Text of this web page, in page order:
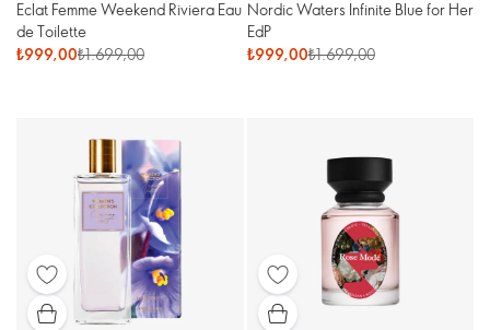
Eclat Femme Weekend Riviera Eau
de Toilette
₺999,00₺1.699,00
Nordic Waters Infinite Blue for Her
EdP
₺999,00₺1.699,00